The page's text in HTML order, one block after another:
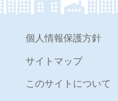
個人情報保護方針
サイトマップ
このサイトについて